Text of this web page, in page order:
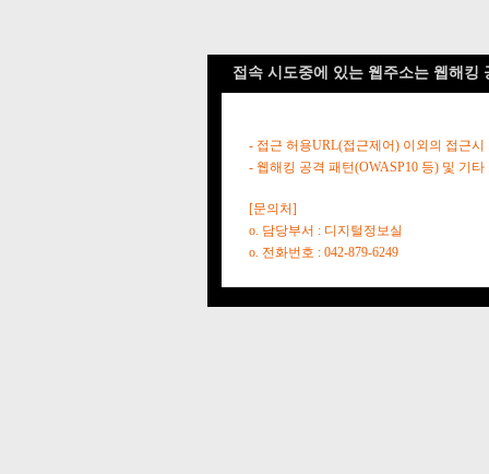
접속 시도중에 있는 웹주소는 웹해킹
- 접근 허용URL(접근제어) 이외의 접근시
- 웹해킹 공격 패턴(OWASP10 등) 및 기
[문의처]
o. 담당부서 : 디지털정보실
o. 전화번호 : 042-879-6249